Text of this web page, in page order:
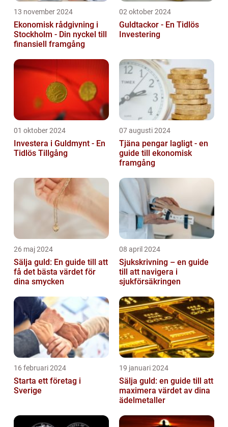
13 november 2024
Ekonomisk rådgivning i
Stockholm - Din nyckel till
finansiell framgång
02 oktober 2024
Guldtackor - En Tidlös
Investering
01 oktober 2024
Investera i Guldmynt - En
Tidlös Tillgång
07 augusti 2024
Tjäna pengar lagligt - en
guide till ekonomisk
framgång
26 maj 2024
Sälja guld: En guide till att
få det bästa värdet för
dina smycken
08 april 2024
Sjukskrivning – en guide
till att navigera i
sjukförsäkringen
16 februari 2024
Starta ett företag i
Sverige
19 januari 2024
Sälja guld: en guide till att
maximera värdet av dina
ädelmetaller